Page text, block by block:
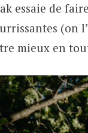
essaie de
(on
mieux en